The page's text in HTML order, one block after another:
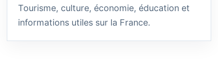
Tourisme, culture, économie, éducation et
informations utiles sur la France.